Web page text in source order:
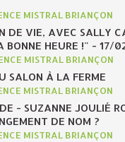
MISTRAL BRIANÇON
DE VIE, AVEC SALLY
BONNE HEURE !" - 17/
MISTRAL BRIANÇON
SALON À LA FERME
MISTRAL BRIANÇON
- SUZANNE JOULIÉ
DE NOM ?
MISTRAL BRIANÇON